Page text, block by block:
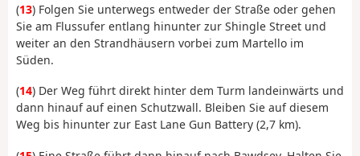
(13) Folgen Sie unterwegs entweder der Straße oder gehen
Sie am Flussufer entlang hinunter zur Shingle Street und
weiter an den Strandhäusern vorbei zum Martello im
Süden.
(14) Der Weg führt direkt hinter dem Turm landeinwärts und
dann hinauf auf einen Schutzwall. Bleiben Sie auf diesem
Weg bis hinunter zur East Lane Gun Battery (2,7 km).